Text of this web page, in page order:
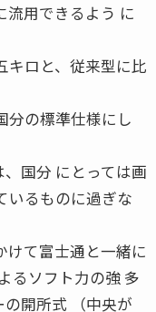
流用できるよう に
キロと、従来型に比
分の標準仕様にし
国分 にとっては画
いるものに過ぎな
けて富士通と一緒に
るソフト力の強 多
開所式 （中央が